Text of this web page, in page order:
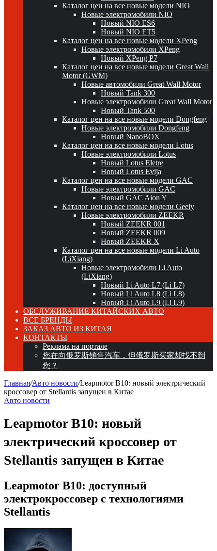
Каталог цен на все новые модели NIO
Новые электромобили NIO
Новый NIO ES6
Новый NIO ET5
Каталог цен на все новые модели XPeng
Новые электромобили XPeng
Новый XPeng P7
Каталог цен на все новые модели Great Wall
Motor (GWM)
Новые автомобили Great Wall Motor
Новый Tank 300
Новые электромобили Great Wall Motor
Новый Tank 500
Каталог цен на все новые модели Dongfeng
Новые электромобили Dongfeng
Новый NanoBOX
Каталог цен на все новые модели Lotus
Новые электромобили Lotus
Новый Lotus Eletre
Новый Lotus Evija
Каталог цен на все новые модели GAC
Новые электромобили GAC
Новый GAC Aion Y
Каталог цен на все новые модели Geely
Новые электромобили ZEEKR
Новый ZEEKR 001
Новый ZEEKR 009
Новый ZEEKR X
Каталог цен на все новые модели Li Auto
(LiXiang)
Новые электромобили Li Auto
(LiXiang)
Новый Li Auto L7 (Li L7)
Новый Li Auto L8 (Li L8)
Новый Li Auto L9 (Li L9)
ОБСЛУЖИВАНИЕ КИТАЙСКИХ АВТО
ВСЕ БРЕНДЫ
ЗАКАЗ АВТО ИЗ КИТАЯ
КОНТАКТЫ
Реклама на портале
您在向俄罗斯销售汽车，但俄罗斯买家却找不到
您？
Главная/Авто новости/Leapmotor B10: новый электрический
кроссовер от Stellantis запущен в Китае
Авто новости
Leapmotor B10: новый
электрический кроссовер от
Stellantis запущен в Китае
Leapmotor B10: доступный
электрокроссовер с технологиями
Stellantis